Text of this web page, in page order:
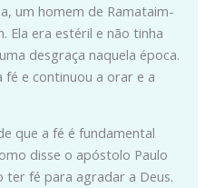
um homem de Ramataim-
Ela era estéril e não tinha
desgraça naquela época.
e continuou a orar e a
que a fé é fundamental
disse o apóstolo Paulo
ter fé para agradar a Deus.